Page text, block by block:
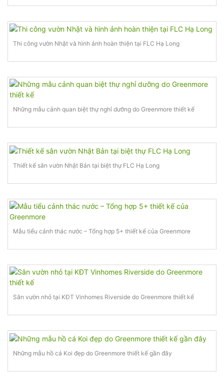
Thi công vườn Nhật và hình ảnh hoàn thiện tại FLC Hạ Long
Những mẫu cảnh quan biệt thự nghỉ dưỡng do Greenmore thiết kế
Thiết kế sân vườn Nhật Bản tại biệt thự FLC Hạ Long
Mẫu tiểu cảnh thác nước – Tổng hợp 5+ thiết kế của Greenmore
Sân vườn nhỏ tại KĐT Vinhomes Riverside do Greenmore thiết kế
Những mẫu hồ cá Koi đẹp do Greenmore thiết kế gần đây